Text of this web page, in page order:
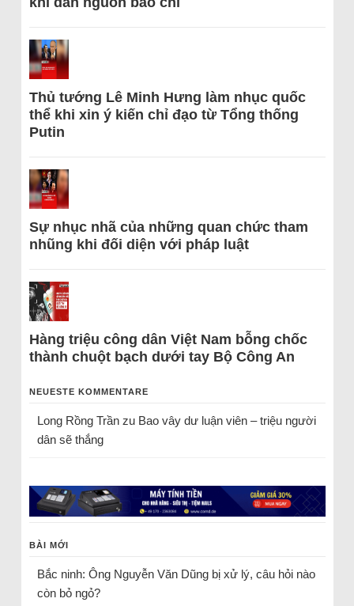
Thủ tướng Lê Minh Hưng làm nhục quốc
thể khi xin ý kiến chỉ đạo từ Tổng thống
Putin
Sự nhục nhã của những quan chức tham
nhũng khi đối diện với pháp luật
Hàng triệu công dân Việt Nam bỗng chốc
thành chuột bạch dưới tay Bộ Công An
NEUESTE KOMMENTARE
Long Rồng Trầnzu Bao vây dư luận viên – triệu người
dân sẽ thắng
BÀI MỚI
Bắc ninh: Ông Nguyễn Văn Dũng bị xử lý, câu hỏi nào
còn bỏ ngỏ?